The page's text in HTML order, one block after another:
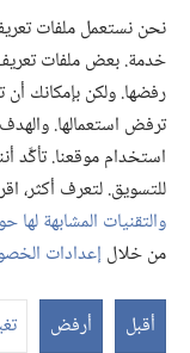
نحن نستعمل ملفات
خدمة. بعض ملفات
رفضها. ولكن بإمكانك أن
ترفض استعمالها.
استخدام موقعنا. تأكَّد
للتسويق. لتعرف أكثر،
والتقنيات المشابهة لها
من خلال إعدادات
أقبل أرفض
(يفتح
نافذة
جديدة) تطبيق ®
JW Library
مكتبة برج المراقبة
of Pennsylvania